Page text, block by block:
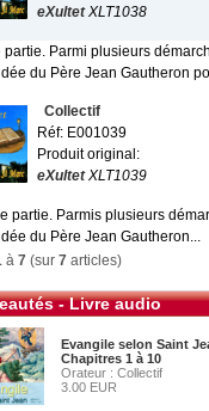
eXultetXLT1038
partie. Parmi plusieurs
du Père Jean Gautheron
Collectif
Réf: E001039
Produit original:
eXultetXLT1039
partie. Parmis plusieurs
du Père Jean Gautheron...
à 7 (sur 7 articles)
- Livre audio
Evangile selon Saint
Chapitres 1 à 10
Orateur : Collectif
3.00 EUR